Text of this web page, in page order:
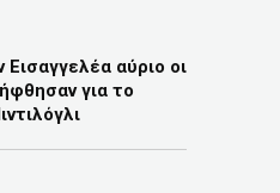
αύριο οι
για το